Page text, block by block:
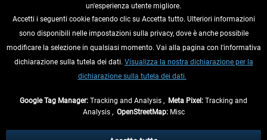
RECEDERE DAL CONTRATTO
INFORMAZIONI
un'esperienza utente migliore.
Accetti i seguenti cookie facendo clic su Accetta tutto. Ulteriori informazioni
sono disponibili nelle impostazioni sulla privacy, dove è anche possibile
modificare la selezione in qualsiasi momento. Vai alla pagina con l'informativa
dichiarazione sulla tutela dei dati. Visualizza la nostra dichiarazione per la
dichiarazione sulla tutela dei dati.
Google Tag Manager: Tracking and Analysis , Meta Pixel: Tracking and
Analysis , OpenStreetMap:Misc